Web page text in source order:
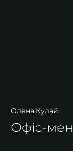
Олена Кулай
Офіс-